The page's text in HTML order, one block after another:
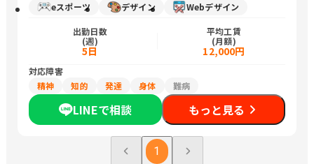
eスポーツ
デザイン Webデザイン
出勤日数
(週)
5日
平均工賃
(月額)
12,000円
対応障害
精神
知的 発達 身体 難病
LINEで相談 もっと見る
1